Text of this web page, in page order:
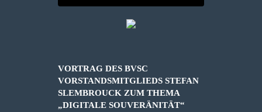
VORTRAG DES BVSC
VORSTANDSMITGLIEDS STEFAN
SLEMBROUCK ZUM THEMA
„DIGITALE SOUVERÄNITÄT“